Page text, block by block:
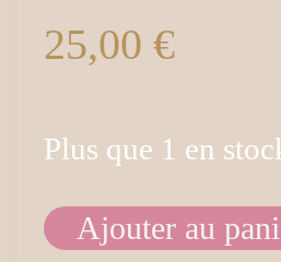
25,00 €
Plus que 1 en
quantité
Ajouter au